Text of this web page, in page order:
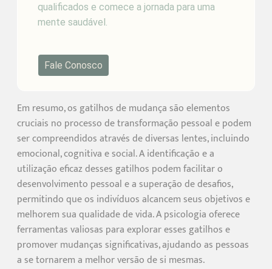
qualificados e comece a jornada para uma
mente saudável.
Fale Conosco
Em resumo, os gatilhos de mudança são elementos
cruciais no processo de transformação pessoal e podem
ser compreendidos através de diversas lentes, incluindo
emocional, cognitiva e social. A identificação e a
utilização eficaz desses gatilhos podem facilitar o
desenvolvimento pessoal e a superação de desafios,
permitindo que os indivíduos alcancem seus objetivos e
melhorem sua qualidade de vida. A psicologia oferece
ferramentas valiosas para explorar esses gatilhos e
promover mudanças significativas, ajudando as pessoas
a se tornarem a melhor versão de si mesmas.